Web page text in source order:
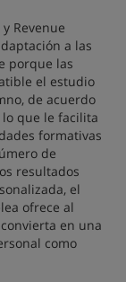
Revenue
a las
porque las
el estudio
de acuerdo
que le facilita
formativas
de
resultados
el
ofrece al
en una
como